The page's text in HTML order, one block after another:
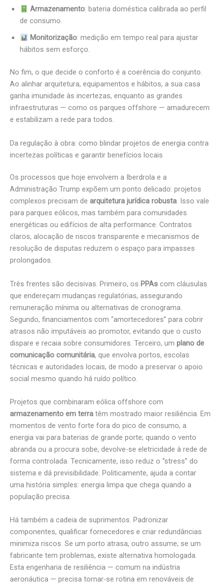
Armazenamento: bateria doméstica calibrada ao perfil
de consumo.
Monitorização: medição em tempo real para ajustar
hábitos sem esforço.
No fim, o que decide o conforto é a coerência do conjunto.
Ao alinhar arquitetura, equipamentos e hábitos, a sua casa
ganha imunidade às incertezas, enquanto as grandes
infraestruturas — como os parques offshore — amadurecem
e estabilizam a rede para todos.
Da regulação à obra: como blindar projetos de energia contra
incertezas políticas e garantir benefícios locais
Os processos que hoje envolvem a Iberdrola e a
Administração Trump expõem um ponto delicado: projetos
complexos precisam de arquitetura jurídica robusta. Isso vale
para parques eólicos, mas também para comunidades
energéticas ou edifícios de alta performance. Contratos
claros, alocação de riscos transparente e mecanismos de
resolução de disputas reduzem o espaço para impasses
prolongados.
Três frentes são decisivas. Primeiro, os PPAs com cláusulas
que endereçam mudanças regulatórias, assegurando
remuneração mínima ou alternativas de cronograma.
Segundo, financiamentos com “amortecedores” para cobrir
atrasos não imputáveis ao promotor, evitando que o custo
dispare e recaia sobre consumidores. Terceiro, um plano de
comunicação comunitária, que envolva portos, escolas
técnicas e autoridades locais, de modo a preservar o apoio
social mesmo quando há ruído político.
Projetos que combinaram eólica offshore com
armazenamento em terra têm mostrado maior resiliência. Em
momentos de vento forte fora do pico de consumo, a
energia vai para baterias de grande porte; quando o vento
abranda ou a procura sobe, devolve-se eletricidade à rede de
forma controlada. Tecnicamente, isso reduz o “stress” do
sistema e dá previsibilidade. Politicamente, ajuda a contar
uma história simples: energia limpa que chega quando a
população precisa.
Há também a cadeia de suprimentos. Padronizar
componentes, qualificar fornecedores e criar redundâncias
minimiza riscos. Se um porto atrasa, outro assume; se um
fabricante tem problemas, existe alternativa homologada.
Esta engenharia de resiliência — comum na indústria
aeronáutica — precisa tornar-se rotina em renováveis de